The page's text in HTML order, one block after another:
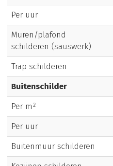
Per uur
Muren/plafond
schilderen (sauswerk)
Trap schilderen
Buitenschilder
Per m²
Per uur
Buitenmuur schilderen